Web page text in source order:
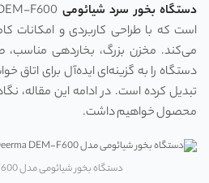
دستگاه بخور سرد شیائومی
است که با طراحی کاربردی و امکانات
می‌کند. مخزن بزرگ، بخاردهی مناسب،
دستگاه را به گزینه‌ای ایده‌آل برای
تبدیل کرده است. در ادامه این مقاله،
محصول خواهیم داشت.
دستگاه بخور شیائومی مدل Deerma DEM-F600